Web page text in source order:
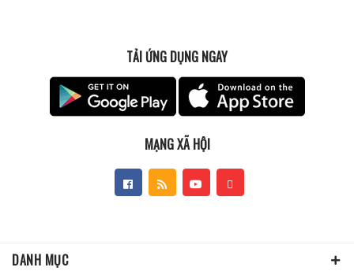
TẢI ỨNG DỤNG NGAY
MẠNG XÃ HỘI
DANH MỤC